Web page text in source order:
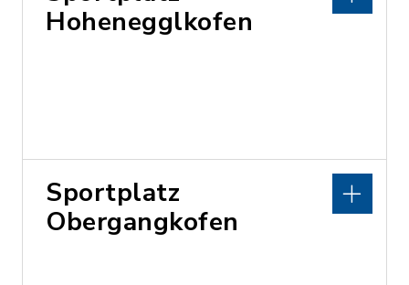
Hohenegglkofen
Sportplatz
Obergangkofen